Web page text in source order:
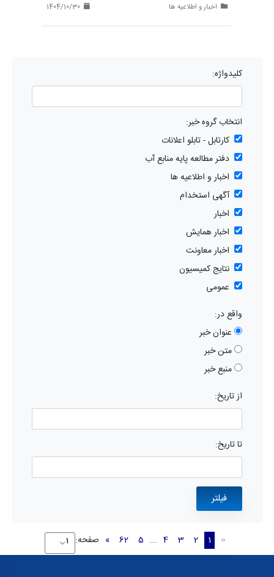
اخبار و اطلاعیه ها
کلیدواژه:
انتخاب گروه خبر:
کارتابل - تابلو اعلانات
دفتر مطالعه پایه منابع آب
اخبار و اطلاعیه ها
آگهی استخدام
اخبار
اخبار همایش
اخبار معاونت
نتایج کمیسیون
عمومی
واقع در:
عنوان خبر
متن خبر
منبع خبر
از تاریخ:
تا تاریخ:
«
1
2
3
4
...
5
62
» صفحه: